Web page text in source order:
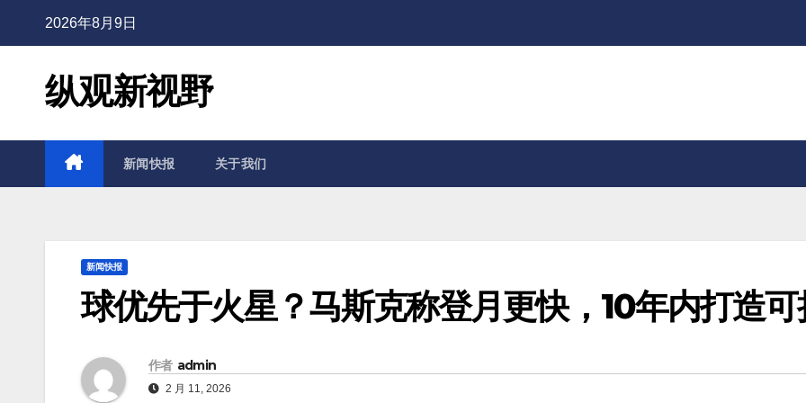
2026年8月9日
纵观新视野
新闻快报 关于我们
新闻快报
球优先于火星？马斯克称登月更快，10年内打造
作者 admin
2 月 11, 2026